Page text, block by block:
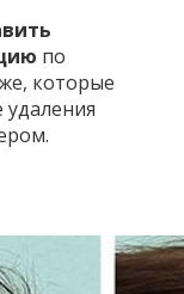
по
которые